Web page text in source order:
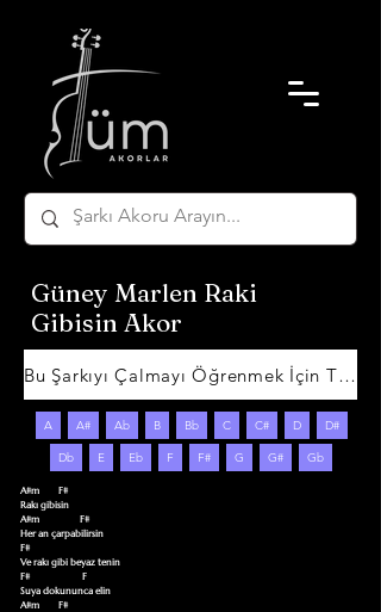
Güney Marlen Raki
Gibisin Akor
Bu Şarkıyı Çalmayı Öğrenmek İçin Tıklayın
A A# Ab B Bb C C# D D#
Db E Eb F F# G G# Gb
A#m        F#
Rakı gibisin
A#m                 F#
Her an çarpabilirsin
F#
Ve rakı gibi beyaz tenin
F#                      F
Suya dokununca elin
A#m        F#